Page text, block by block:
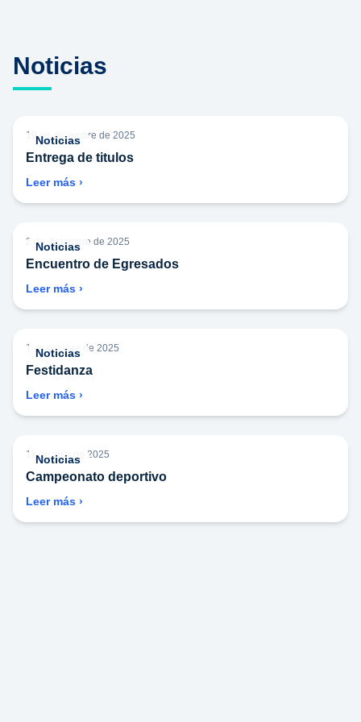
Noticias
Noticias
19 de diciembre de 2025
Entrega de titulos
Leer más ›
Noticias
2 de diciembre de 2025
Encuentro de Egresados
Leer más ›
Noticias
1 de octubre de 2025
Festidanza
Leer más ›
Noticias
11 de julio de 2025
Campeonato deportivo
Leer más ›